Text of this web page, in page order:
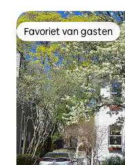
Favoriet van gasten
Favoriet van gasten